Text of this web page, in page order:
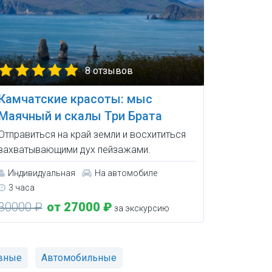
8 отзывов
красоты: мыс
и скалы Три Брата
на край земли и восхититься
дух пейзажами.
Индивидуальная
На автомобиле
3 часа
₽ от 27000 ₽ за экскурсию
Автомобильные